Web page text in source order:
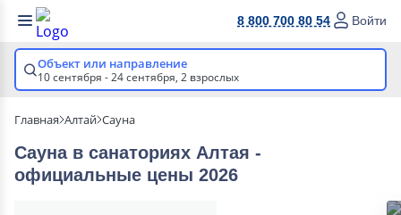
8 800 700 80 54 Войти
Объект или направление
10 сентября - 24 сентября, 2 взрослых
Главная Алтай Сауна
Сауна в cанаториях Алтая -
официальные цены 2026